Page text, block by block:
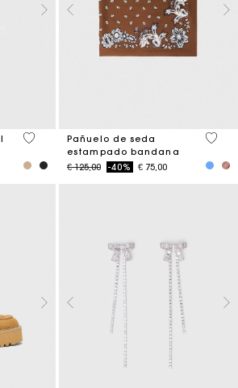
4,2 out of 5 Customer Rating
Pañuelo de seda
estampado bandana
Price reduced from
€ 125,00to-40% € 75,00
3,7